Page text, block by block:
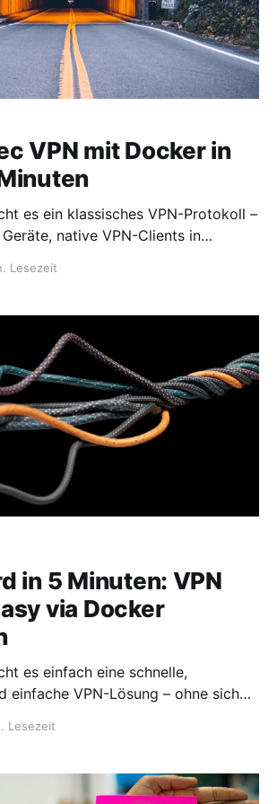
eingebunden. Das
VPN mit Docker in
es ein klassisches VPN-Protokoll –
native VPN-Clients in
teddysun/l2tp kann man in
Konfiguration auf dem Host.
veraltet, aber für bestimmte
Lesezeit
in 5 Minuten: VPN
via Docker
es einfach eine schnelle,
einfache VPN-Lösung – ohne sich
Mit dieser schlanken Oberfläche
In diesem Beitrag zeige ich,
Lesezeit